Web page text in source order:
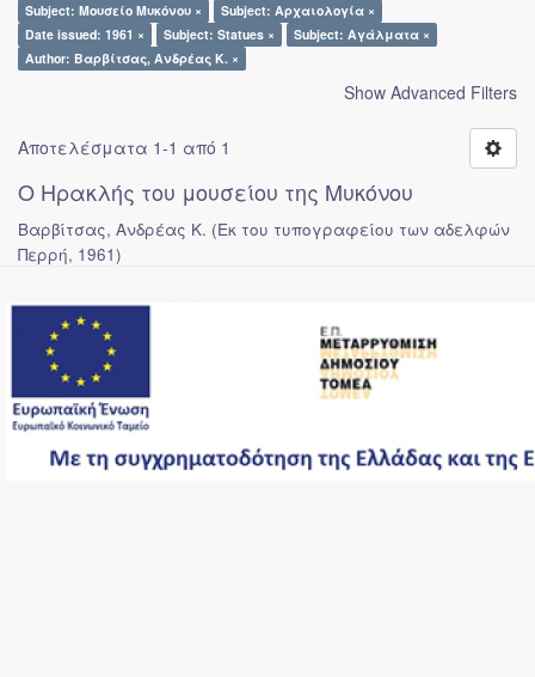
Subject: Μουσείο Μυκόνου ×
Subject: Αρχαιολογία ×
Date issued: 1961 ×
Subject: Statues ×
Subject: Αγάλματα ×
Author: Βαρβίτσας, Ανδρέας Κ. ×
Show Advanced Filters
Αποτελέσματα 1-1 από 1
Ο Ηρακλής του μουσείου της Μυκόνου
Βαρβίτσας, Ανδρέας Κ. (Εκ του τυπογραφείου των αδελφών
Περρή, 1961)